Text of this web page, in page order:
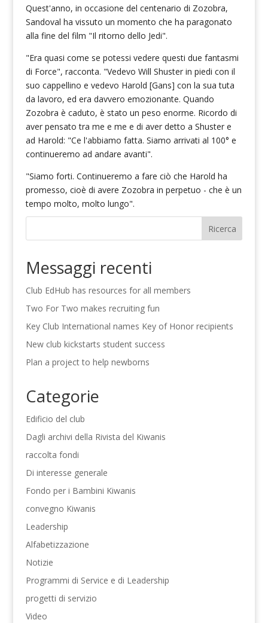
Quest'anno, in occasione del centenario di Zozobra,
Sandoval ha vissuto un momento che ha paragonato
alla fine del film "Il ritorno dello Jedi".
"Era quasi come se potessi vedere questi due fantasmi
di Force", racconta. "Vedevo Will Shuster in piedi con il
suo cappellino e vedevo Harold [Gans] con la sua tuta
da lavoro, ed era davvero emozionante. Quando
Zozobra è caduto, è stato un peso enorme. Ricordo di
aver pensato tra me e me e di aver detto a Shuster e
ad Harold: "Ce l'abbiamo fatta. Siamo arrivati al 100° e
continueremo ad andare avanti".
"Siamo forti. Continueremo a fare ciò che Harold ha
promesso, cioè di avere Zozobra in perpetuo - che è un
tempo molto, molto lungo".
Ricerca
Messaggi recenti
Club EdHub has resources for all members
Two For Two makes recruiting fun
Key Club International names Key of Honor recipients
New club kickstarts student success
Plan a project to help newborns
Categorie
Edificio del club
Dagli archivi della Rivista del Kiwanis
raccolta fondi
Di interesse generale
Fondo per i Bambini Kiwanis
convegno Kiwanis
Leadership
Alfabetizzazione
Notizie
Programmi di Service e di Leadership
progetti di servizio
Video